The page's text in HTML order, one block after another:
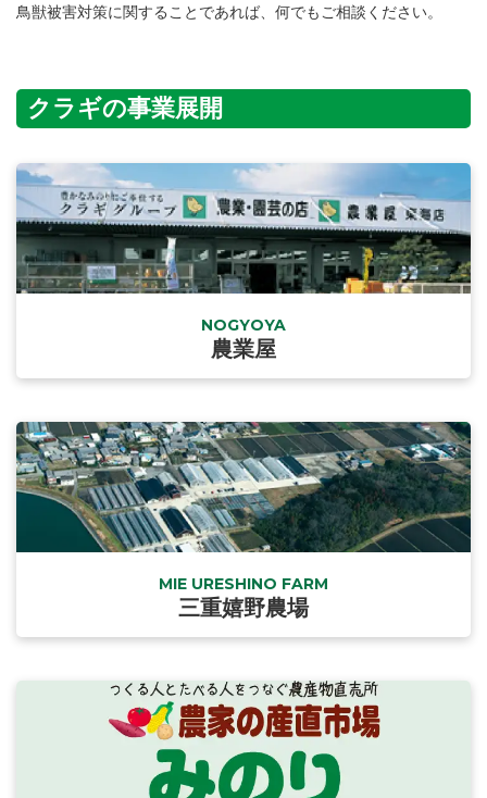
鳥獣被害対策に関することであれば、何でもご相談ください。
クラギの事業展開
NOGYOYA
農業屋
MIE URESHINO FARM
三重嬉野農場